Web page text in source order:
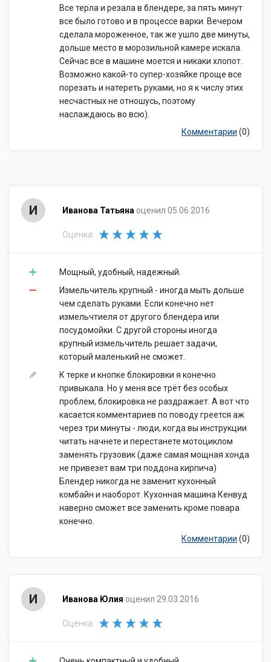
Все терла и резала в блендере, за пять минут
все было готово и в процессе варки. Вечером
сделала мороженное, так же ушло две минуты,
дольше место в морозильной камере искала.
Сейчас все в машине моется и никаки хлопот.
Возможно какой-то супер-хозяйке проще все
порезать и натереть руками, но я к числу этих
несчастных не отношусь, поэтому
наслаждаюсь во всю).
Комментарии (0)
И Иванова Татьяна оценил 05.06.2016
Оценка:
Мощный, удобный, надежный.
Измельчитель крупный - иногда мыть дольше
чем сделать руками. Если конечно нет
измельчтиеля от другого блендера или
посудомойки. С другой стороны иногда
крупный измельчитель решает задачи,
который маленький не сможет.
К терке и кнопке блокировки я конечно
привыкала. Но у меня все трёт без особых
проблем, блокировка не раздражает. А вот что
касается комментариев по поводу греется аж
через три минуты - люди, когда вы инструкции
читать начнете и перестанете мотоциклом
заменять грузовик (даже самая мощная хонда
не привезет вам три поддона кирпича)
Блендер никогда не заменит кухонный
комбайн и наоборот. Кухонная машина Кенвуд
наверно сможет все заменить кроме повара
конечно.
Комментарии (0)
И Иванова Юлия оценил 29.03.2016
Оценка: